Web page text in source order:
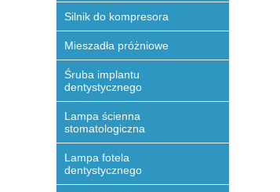
Silnik do kompresora
Mieszadła próżniowe
Śruba implantu
dentystycznego
Lampa ścienna
stomatologiczna
Lampa fotela
dentystycznego